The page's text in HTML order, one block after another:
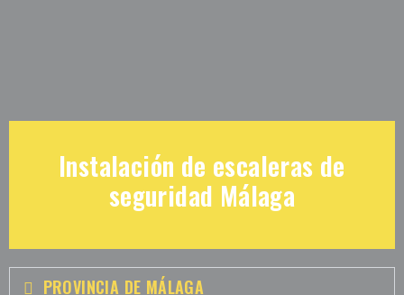
Instalación de escaleras de
seguridad Málaga
PROVINCIA DE MÁLAGA